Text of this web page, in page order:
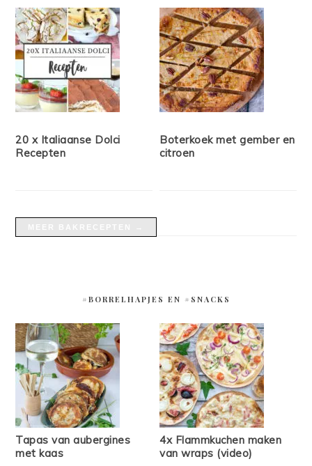
20 x Italiaanse Dolci
Recepten
Boterkoek met gember en
citroen
#BORRELHAPJES EN #SNACKS
Tapas van aubergines
met kaas
4x Flammkuchen maken
van wraps (video)